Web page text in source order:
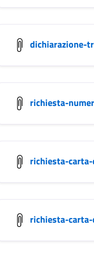
dichiarazione-
richiesta-
richiesta-
richiesta-